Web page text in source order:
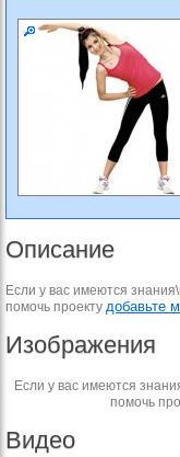
Описание
Если у вас имеются
помочь проекту добавьте
Изображения
Если у вас имеются
помочь
Видео